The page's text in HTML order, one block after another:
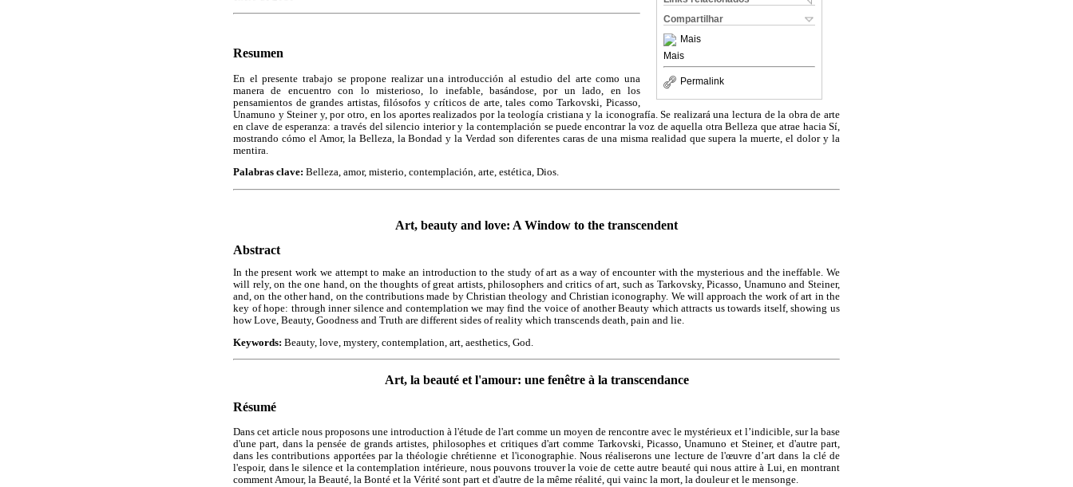
Compartilhar
Mais
Mais
Permalink
Resumen
En el presente trabajo se propone realizar una introducción al estudio del arte como una
manera de encuentro con lo misterioso, lo inefable, basándose, por un lado, en los
pensamientos de grandes artistas, filósofos y críticos de arte, tales como Tarkovski, Picasso,
Unamuno y Steiner y, por otro, en los aportes realizados por la teología cristiana y la iconografía. Se realizará una lectura de la obra de arte
en clave de esperanza: a través del silencio interior y la contemplación se puede encontrar la voz de aquella otra Belleza que atrae hacia Sí,
mostrando cómo el Amor, la Belleza, la Bondad y la Verdad son diferentes caras de una misma realidad que supera la muerte, el dolor y la
mentira.
Palabras clave: Belleza, amor, misterio, contemplación, arte, estética, Dios.
Art, beauty and love: A Window to the transcendent
Abstract
In the present work we attempt to make an introduction to the study of art as a way of encounter with the mysterious and the ineffable. We
will rely, on the one hand, on the thoughts of great artists, philosophers and critics of art, such as Tarkovsky, Picasso, Unamuno and Steiner,
and, on the other hand, on the contributions made by Christian theology and Christian iconography. We will approach the work of art in the
key of hope: through inner silence and contemplation we may find the voice of another Beauty which attracts us towards itself, showing us
how Love, Beauty, Goodness and Truth are different sides of reality which transcends death, pain and lie.
Keywords: Beauty, love, mystery, contemplation, art, aesthetics, God.
Art, la beauté et l'amour: une fenêtre à la transcendance
Résumé
Dans cet article nous proposons une introduction à l'étude de l'art comme un moyen de rencontre avec le mystérieux et l’indicible, sur la base
d'une part, dans la pensée de grands artistes, philosophes et critiques d'art comme Tarkovski, Picasso, Unamuno et Steiner, et d'autre part,
dans les contributions apportées par la théologie chrétienne et l'iconographie. Nous réaliserons une lecture de l'œuvre d’art dans la clé de
l'espoir, dans le silence et la contemplation intérieure, nous pouvons trouver la voie de cette autre beauté qui nous attire à Lui, en montrant
comment Amour, la Beauté, la Bonté et la Vérité sont part et d'autre de la même réalité, qui vainc la mort, la douleur et le mensonge.